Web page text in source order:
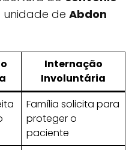
unidade de Abdon
Internação
Involuntária
Família solicita para
proteger o
paciente